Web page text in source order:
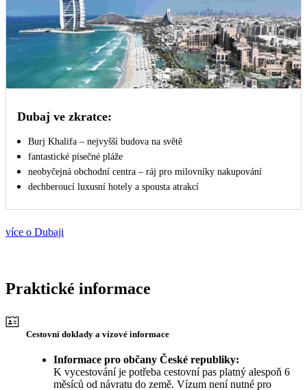
Dubaj ve zkratce:
Burj Khalifa – nejvyšší budova na světě
fantastické písečné pláže
neobyčejná obchodní centra – ráj pro milovníky nakupování
dechberoucí luxusní hotely a spousta atrakcí
více o Dubaji
Praktické informace
Cestovní doklady a vízové informace
Informace pro občany České republiky:
K vycestování je potřeba cestovní pas platný alespoň 6
měsíců od návratu do země. Vízum není nutné pro